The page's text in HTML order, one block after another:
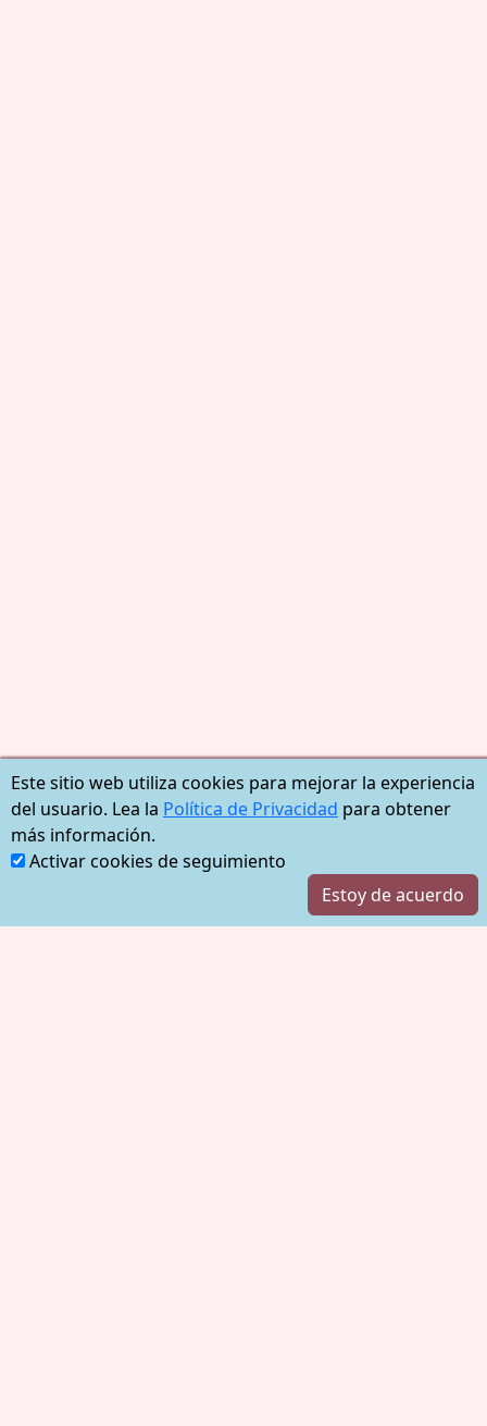
Este sitio web utiliza cookies para mejorar la experiencia
del usuario. Lea la Política de Privacidad para obtener
más información.
Activar cookies de seguimiento
Estoy de acuerdo